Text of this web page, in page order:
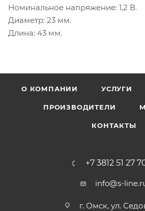
Номинальное напряжение: 1,2 В.
Диаметр: 23 мм.
Длина: 43 мм.
О КОМПАНИИ УСЛУГИ
ПРОИЗВОДИТЕЛИ
КОНТАКТЫ
+7 3812 51 27
info@s-
г. Омск, ул.